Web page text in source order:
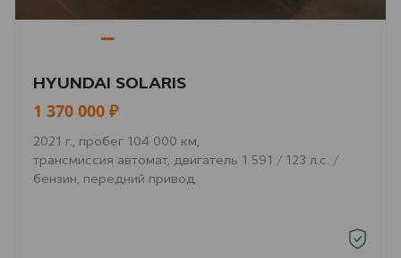
HYUNDAI SOLARIS
1 370 000 ₽
2021 г., пробег 104 000 км,
трансмиссия автомат, двигатель 1 591 / 123 л.с. /
бензин, передний привод